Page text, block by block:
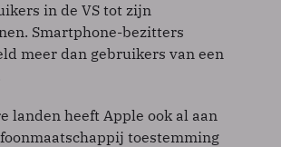
in de VS tot zijn
Smartphone-bezitters
meer dan gebruikers van een
landen heeft Apple ook al aan
toestemming